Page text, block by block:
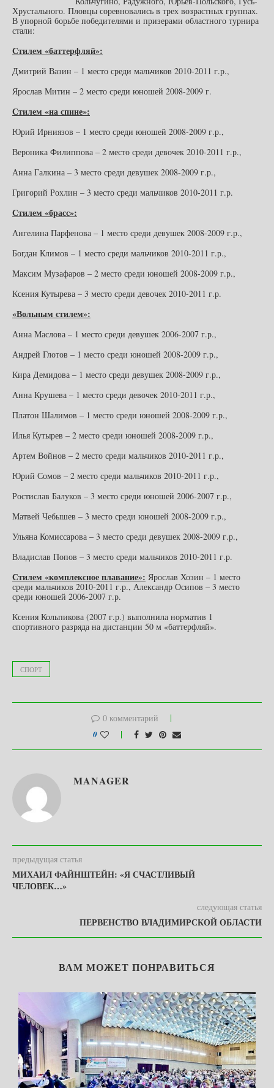
Хрустального. Пловцы соревновались в трех возрастных группах.
В упорной борьбе победителями и призерами областного турнира
стали:
Стилем «баттерфляй»:
Дмитрий Вазин – 1 место среди мальчиков 2010-2011 г.р.,
Ярослав Митин – 2 место среди юношей 2008-2009 г.
Стилем «на спине»:
Юрий Ирниязов – 1 место среди юношей 2008-2009 г.р.,
Вероника Филиппова – 2 место среди девочек 2010-2011 г.р.,
Анна Галкина – 3 место среди девушек 2008-2009 г.р.,
Григорий Рохлин – 3 место среди мальчиков 2010-2011 г.р.
Стилем «брасс»:
Ангелина Парфенова – 1 место среди девушек 2008-2009 г.р.,
Богдан Климов – 1 место среди мальчиков 2010-2011 г.р.,
Максим Музафаров – 2 место среди юношей 2008-2009 г.р.,
Ксения Кутырева – 3 место среди девочек 2010-2011 г.р.
«Вольным стилем»:
Анна Маслова – 1 место среди девушек 2006-2007 г.р.,
Андрей Глотов – 1 место среди юношей 2008-2009 г.р.,
Кира Демидова – 1 место среди девушек 2008-2009 г.р.,
Анна Крушева – 1 место среди девочек 2010-2011 г.р.,
Платон Шалимов – 1 место среди юношей 2008-2009 г.р.,
Илья Кутырев – 2 место среди юношей 2008-2009 г.р.,
Артем Войнов – 2 место среди мальчиков 2010-2011 г.р.,
Юрий Сомов – 2 место среди мальчиков 2010-2011 г.р.,
Ростислав Балуков – 3 место среди юношей 2006-2007 г.р.,
Матвей Чебышев – 3 место среди юношей 2008-2009 г.р.,
Ульяна Комиссарова – 3 место среди девушек 2008-2009 г.р.,
Владислав Попов – 3 место среди мальчиков 2010-2011 г.р.
Стилем «комплексное плавание»: Ярослав Хозин – 1 место
среди мальчиков 2010-2011 г.р., Александр Осипов – 3 место
среди юношей 2006-2007 г.р.
Ксения Кольпикова (2007 г.р.) выполнила норматив 1
спортивного разряда на дистанции 50 м «баттерфляй».
СПОРТ
0 комментарий
0
MANAGER
предыдущая статья
МИХАИЛ ФАЙНШТЕЙН: «Я СЧАСТЛИВЫЙ
ЧЕЛОВЕК…»
следующая статья
ПЕРВЕНСТВО ВЛАДИМИРСКОЙ ОБЛАСТИ
ВАМ МОЖЕТ ПОНРАВИТЬСЯ